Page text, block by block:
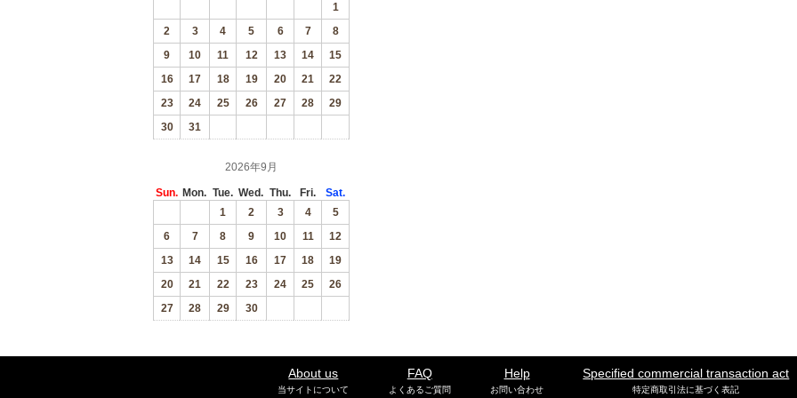
1
2
3 4 5 6 7
8
9
10 11 12 13 14
15
16
17 18 19 20 21
22
23
24 25 26 27 28
29
30
31
2026年9月
Sun. Mon. Tue. Wed. Thu. Fri.
Sat.
1
2 3 4
5
6
7 8 9 10 11
12
13
14 15 16 17 18
19
20
21 22 23 24 25
26
27
28 29 30
About us
当サイトについて
FAQ
よくあるご質問
Help
お問い合わせ
Specified commercial transaction act
特定商取引法に基づく表記